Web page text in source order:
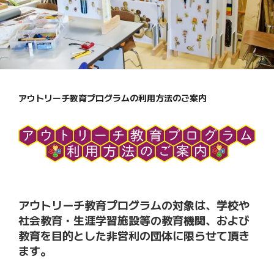
アウトリーチ教育プログラムの利用方法のご案内
アウトリーチ教育プログラムの対象は、学校や
社会教育・生涯学習施設等の教育機関、および
教育を目的とした非営利の団体に限らせて頂き
ます。